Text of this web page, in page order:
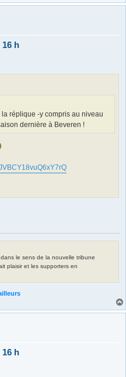
16 h
réplique -y compris au niveau
dernière à Beveren !
le sens de la nouvelle tribune
plaisir et les supporters en
16 h